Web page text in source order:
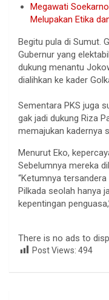
Megawati
Melupakan Etika
Begitu pula di Sumut.
Gubernur yang
dukung menantu
dialihkan ke kader
Sementara PKS juga
gak jadi dukung Riza
memajukan kadernya
Menurut Eko,
Sebelumnya mereka
“Ketumnya
Pilkada seolah hanya
kepentingan
There is no ads to
Post Views: 494